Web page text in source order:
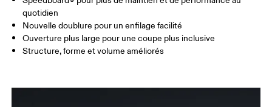
quotidien
Nouvelle doublure pour un enfilage facilité
Ouverture plus large pour une coupe plus inclusive
Structure, forme et volume améliorés